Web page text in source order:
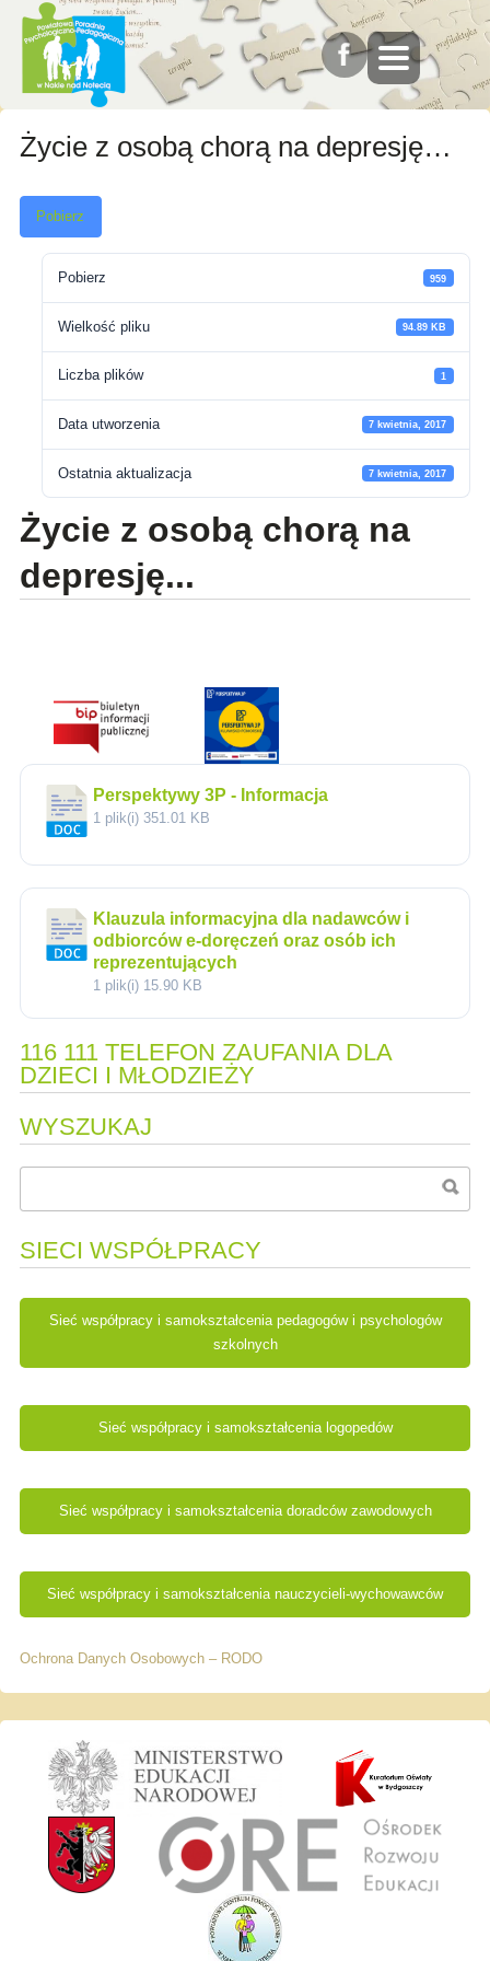
Życie z osobą chorą na depresję…
Pobierz
Pobierz 959
Wielkość pliku 94.89 KB
Liczba plików 1
Data utworzenia 7 kwietnia, 2017
Ostatnia aktualizacja 7 kwietnia, 2017
Życie z osobą chorą na
depresję...
Perspektywy 3P - Informacja
1 plik(i) 351.01 KB
Klauzula informacyjna dla nadawców i
odbiorców e-doręczeń oraz osób ich
reprezentujących
1 plik(i) 15.90 KB
116 111 TELEFON ZAUFANIA DLA
DZIECI I MŁODZIEŻY
WYSZUKAJ
SIECI WSPÓŁPRACY
Sieć współpracy i samokształcenia pedagogów i psychologów
szkolnych
Sieć współpracy i samokształcenia logopedów
Sieć współpracy i samokształcenia doradców zawodowych
Sieć współpracy i samokształcenia nauczycieli-wychowawców
Ochrona Danych Osobowych – RODO